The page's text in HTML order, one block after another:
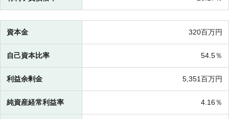
資本金 320百万円
自己資本比率 54.5％
利益余剰金 5,351百万円
純資産経常利益率 4.16％